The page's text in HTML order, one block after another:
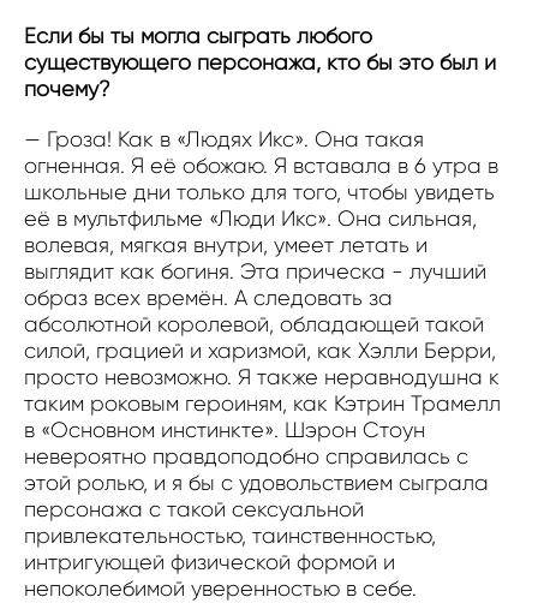
Если бы ты могла сыграть любого
существующего персонажа, кто бы это был и
почему?
— Гроза! Как в «Людях Икс». Она такая
огненная. Я её обожаю. Я вставала в 6 утра в
школьные дни только для того, чтобы увидеть
её в мультфильме «Люди Икс». Она сильная,
волевая, мягкая внутри, умеет летать и
выглядит как богиня. Эта прическа - лучший
образ всех времён. А следовать за
абсолютной королевой, обладающей такой
силой, грацией и харизмой, как Хэлли Берри,
просто невозможно. Я также неравнодушна к
таким роковым героиням, как Кэтрин Трамелл
в «Основном инстинкте». Шэрон Стоун
невероятно правдоподобно справилась с
этой ролью, и я бы с удовольствием сыграла
персонажа с такой сексуальной
привлекательностью, таинственностью,
интригующей физической формой и
непоколебимой уверенностью в себе.